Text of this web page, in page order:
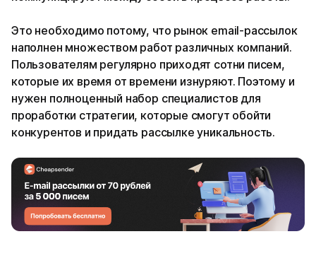
Это необходимо потому, что рынок email-рассылок
наполнен множеством работ различных компаний.
Пользователям регулярно приходят сотни писем,
которые их время от времени изнуряют. Поэтому и
нужен полноценный набор специалистов для
проработки стратегии, которые смогут обойти
конкурентов и придать рассылке уникальность.